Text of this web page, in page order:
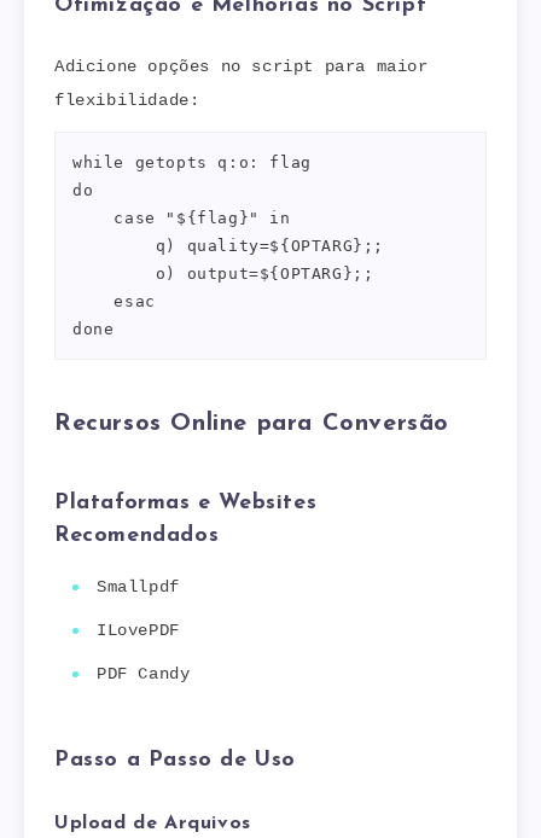
Otimização e Melhorias no Script
Adicione opções no script para maior
flexibilidade:
while getopts q:o: flag
do
    case "${flag}" in
        q) quality=${OPTARG};;
        o) output=${OPTARG};;
    esac
done
Recursos Online para Conversão
Plataformas e Websites
Recomendados
Smallpdf
ILovePDF
PDF Candy
Passo a Passo de Uso
Upload de Arquivos